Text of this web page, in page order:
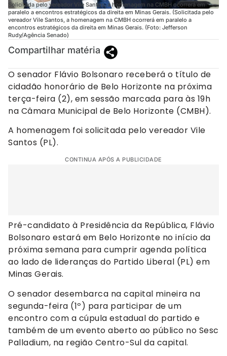
Solicitada pelo vereador Vile Santos, a homenagem na CMBH ocorrerá em
paralelo a encontros estratégicos da direita em Minas Gerais. (Solicitada pelo
vereador Vile Santos, a homenagem na CMBH ocorrerá em paralelo a
encontros estratégicos da direita em Minas Gerais. (Foto: Jefferson
Rudy/Agência Senado)
Compartilhar matéria
O senador Flávio Bolsonaro receberá o título de
cidadão honorário de Belo Horizonte na próxima
terça-feira (2), em sessão marcada para às 19h
na Câmara Municipal de Belo Horizonte (CMBH).
A homenagem foi solicitada pelo vereador Vile
Santos (PL).
CONTINUA APÓS A PUBLICIDADE
Pré-candidato à Presidência da República, Flávio
Bolsonaro estará em Belo Horizonte no início da
próxima semana para cumprir agenda política
ao lado de lideranças do Partido Liberal (PL) em
Minas Gerais.
O senador desembarca na capital mineira na
segunda-feira (1º) para participar de um
encontro com a cúpula estadual do partido e
também de um evento aberto ao público no Sesc
Palladium, na região Centro-Sul da capital.